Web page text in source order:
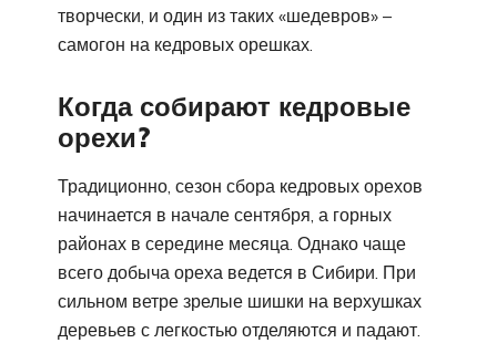
творчески, и один из таких «шедевров» –
самогон на кедровых орешках.
Когда собирают кедровые
орехи?
Традиционно, сезон сбора кедровых орехов
начинается в начале сентября, а горных
районах в середине месяца. Однако чаще
всего добыча ореха ведется в Сибири. При
сильном ветре зрелые шишки на верхушках
деревьев с легкостью отделяются и падают.